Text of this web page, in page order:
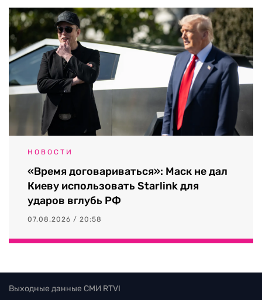
НОВОСТИ
«Время договариваться»: Маск не дал
Киеву использовать Starlink для
ударов вглубь РФ
07.08.2026 / 20:58
Выходные данные СМИ RTVI